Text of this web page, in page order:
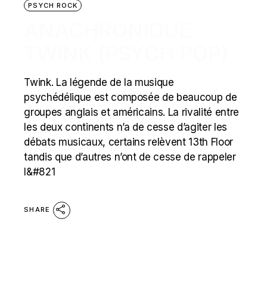
PSYCH ROCK
Twink. La légende de la musique
psychédélique est composée de beaucoup de
groupes anglais et américains. La rivalité entre
les deux continents n’a de cesse d’agiter les
débats musicaux, certains relèvent 13th Floor
tandis que d’autres n’ont de cesse de rappeler
l&#821
SHARE